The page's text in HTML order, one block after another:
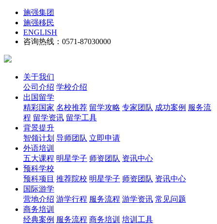
施强集团
施强移民
ENGLISH
咨询热线：0571-87030000
关于我们
公司介绍 学校介绍
出国留学
精彩国家 名校推荐 留学攻略 专家团队 成功案例 服务流
程 留学资讯 留学工具
背景提升
智领计划 导师团队 立即申请
外语培训
五大课程 明星学子 师资团队 资讯中心
预科学校
预科项目 推荐院校 明星学子 师资团队 资讯中心
国际游学
营地介绍 游学行程 服务流程 游学资讯 常见问题
商务培训
经典案例 服务流程 商务培训 培训工具